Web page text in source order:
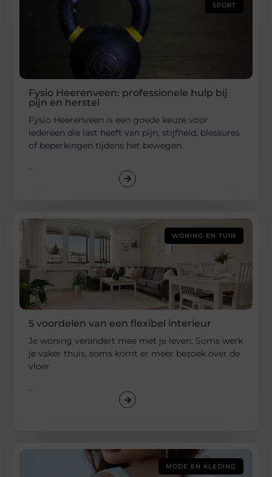
SPORT
Fysio Heerenveen: professionele hulp bij
pijn en herstel
Fysio Heerenveen is een goede keuze voor
iedereen die last heeft van pijn, stijfheid, blessures
of beperkingen tijdens het bewegen.
...
WONING EN TUIN
5 voordelen van een flexibel interieur
Je woning verandert mee met je leven. Soms werk
je vaker thuis, soms komt er meer bezoek over de
vloer
...
MODE EN KLEDING